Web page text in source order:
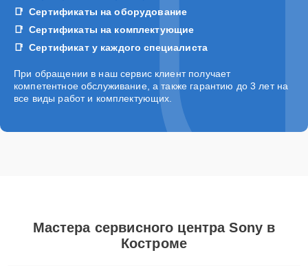
Сертификаты на оборудование
Сертификаты на комплектующие
Сертификат у каждого специалиста
При обращении в наш сервис клиент получает
компетентное обслуживание, а также гарантию до 3 лет на
все виды работ и комплектующих.
Мастера сервисного центра Sony в
Костроме